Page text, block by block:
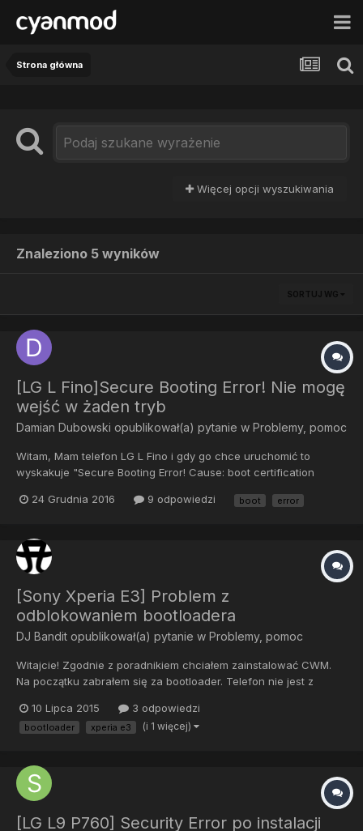
Strona główna
Więcej opcji wyszukiwania
Znaleziono 5 wyników
SORTUJ WG
[LG L Fino]Secure Booting Error! Nie mogę
wejść w żaden tryb
Damian Dubowski opublikował(a) pytanie w Problemy, pomoc
Witam, Mam telefon LG L Fino i gdy go chce uruchomić to
wyskakuje "Secure Booting Error! Cause: boot certification
logo(czasem bez) i napis "Secure Booting Error! Cause: boot
dwoma fol...
24 Grudnia 2016 9 odpowiedzi boot error
[Sony Xperia E3] Problem z
odblokowaniem bootloadera
DJ Bandit opublikował(a) pytanie w Problemy, pomoc
Witajcie! Zgodnie z poradnikiem chciałem zainstalować CWM.
Na początku zabrałem się za bootloader. Telefon nie jest z
fastboot. Po kliknięciu we flashtool BLU wyłączyłem telefon i
podłączyłem trzymając vol- do komputera. Problem jest taki,...
10 Lipca 2015 3 odpowiedzi
bootloader xperia e3 (i 1 więcej)
[LG L9 P760] Security Error po instalacji